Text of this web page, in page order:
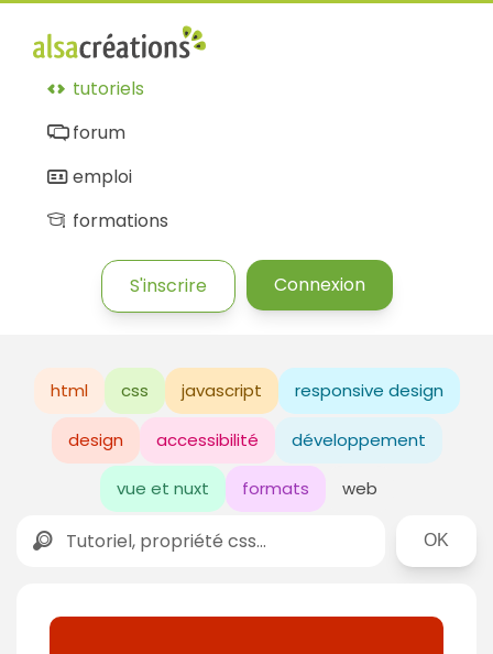
tutoriels
forum
emploi
formations
S'inscrire Connexion
html css javascript responsive design
design accessibilité développement
vue et nuxt formats web
Rechercher